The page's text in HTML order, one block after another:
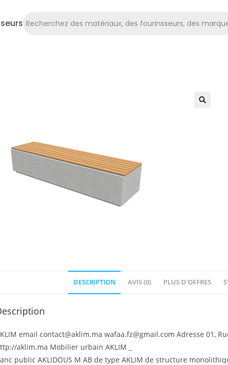
DESCRIPTION AVIS (0) PLUS D'OFFRES
email contact@aklim.ma wafaa.fz@gmail.com Adresse 01,
aklim.ma Mobilier urbain AKLIM _
public AKLIDOUS M AB de type AKLIM de structure